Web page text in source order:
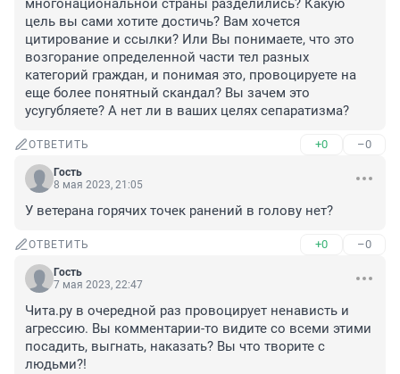
многонациональной страны разделились? Какую
цель вы сами хотите достичь? Вам хочется
цитирование и ссылки? Или Вы понимаете, что это
возгорание определенной части тел разных
категорий граждан, и понимая это, провоцируете на
еще более понятный скандал? Вы зачем это
усугубляете? А нет ли в ваших целях сепаратизма?
ОТВЕТИТЬ +0 –0
Гость
8 мая 2023, 21:05
У ветерана горячих точек ранений в голову нет?
ОТВЕТИТЬ +0 –0
Гость
7 мая 2023, 22:47
Чита.ру в очередной раз провоцирует ненависть и
агрессию. Вы комментарии-то видите со всеми этими
посадить, выгнать, наказать? Вы что творите с
людьми?!